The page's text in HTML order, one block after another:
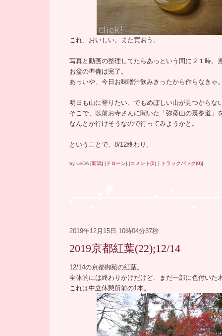
これ、おいしい。また買おう。
写真と動画の整理してたらあっという間に２１時。
お盆の準備は完了。
あっいや、今日お味噌汁飲みきったから作らなきゃ
明日も山に登りたい、でもめぼしい山が見つからな
そこで、以前お寺さんに聞いた「弥彦山の裏参道」
なんとか行けそうなので行ってみようかと。
ということで、8/12終わり。
by LeDA [新潟] [ ドローン] [コメント(0) ｜ トラックバック(0)]
2019京都紅葉(22);12/14
2019年12月15日 10時04分37秒
12/14の京都御苑の紅葉。
全体的には終わりかけだけど、まだ一部に色付いた
これは中立休憩所前の1本。